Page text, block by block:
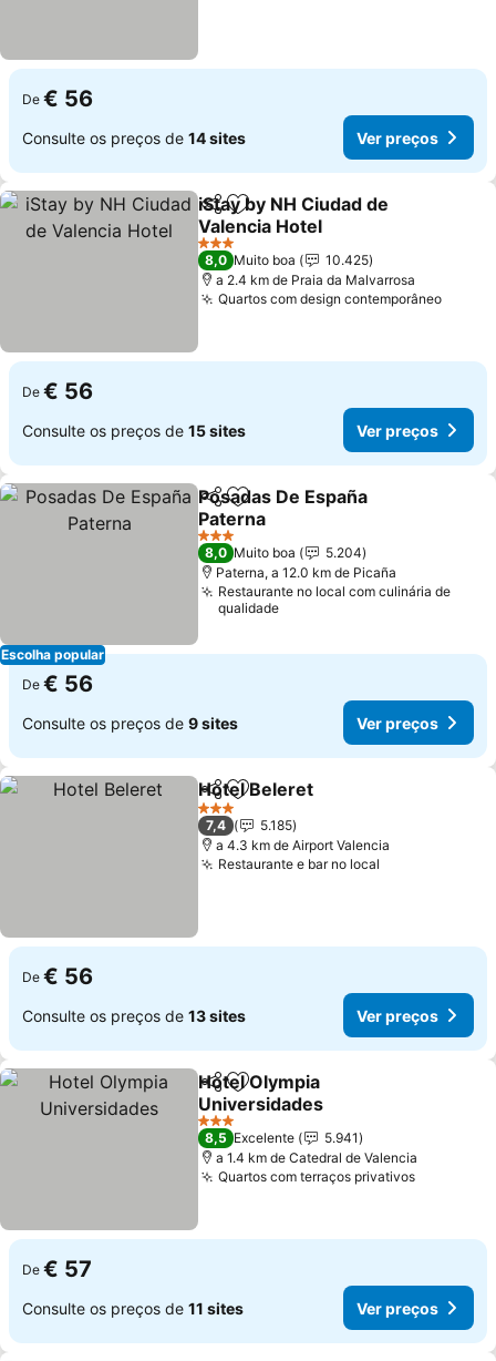
De € 56
Consulte os preços de 14 sites Ver preços
PartilharAdicionar aos favoritos
iStay by NH Ciudad de
Valencia Hotel
3 Estrelas
8,0 Muito boa
10.425
a 2.4 km de Praia da Malvarrosa
Quartos com design contemporâneo
De € 56
Consulte os preços de 15 sites Ver preços
Escolha popular
PartilharAdicionar aos favoritos
Posadas De España
Paterna
3 Estrelas
8,0 Muito boa
5.204
Paterna, a 12.0 km de Picaña
Restaurante no local com culinária de
qualidade
De € 56
Consulte os preços de 9 sites Ver preços
PartilharAdicionar aos favoritos
Hotel Beleret
3 Estrelas
7,4
5.185
a 4.3 km de Airport Valencia
Restaurante e bar no local
De € 56
Consulte os preços de 13 sites Ver preços
PartilharAdicionar aos favoritos
Hotel Olympia
Universidades
3 Estrelas
8,5 Excelente
5.941
a 1.4 km de Catedral de Valencia
Quartos com terraços privativos
De € 57
Consulte os preços de 11 sites Ver preços